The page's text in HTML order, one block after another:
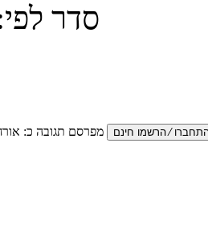
סדר
מפרסם תגובה כ: